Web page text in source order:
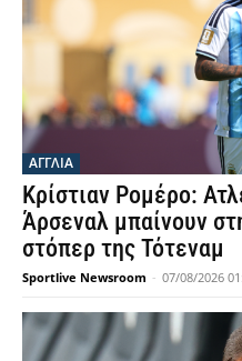
ΑΓΓΛΙΑ
Κρίστιαν Ρομέρο:
Άρσεναλ μπαίνουν
στόπερ της Τότεναμ
Sportlive Newsroom - 07/08/2026